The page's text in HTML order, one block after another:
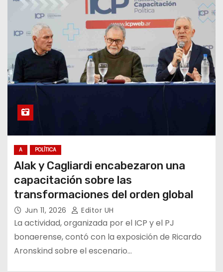
A POLÍTICA
Alak y Cagliardi encabezaron una
capacitación sobre las
transformaciones del orden global
Jun 11, 2026 Editor UH
La actividad, organizada por el ICP y el PJ
bonaerense, contó con la exposición de Ricardo
Aronskind sobre el escenario…